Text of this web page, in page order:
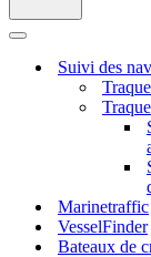
Menu
navigationSuivi des
Marinetraffic
VesselFinder
Bateaux de